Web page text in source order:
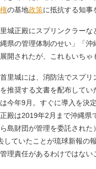
の基地政策に抵抗する知事
城正殿にスプリンクラーな
県の管理体制のせい」「沖
開されたが、これもいちゃ
里城には、消防法でスプリ
推奨する文書を配布して
今年9月。すぐに導入を決
殿は2019年2月まで沖縄県
島財団が管理を委託され
していたことが琉球新報の
理責任があるわけではない